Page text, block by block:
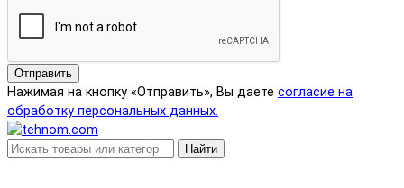
Отправить
Нажимая на кнопку «Отправить», Вы даете согласие на
обработку персональных данных.
Найти